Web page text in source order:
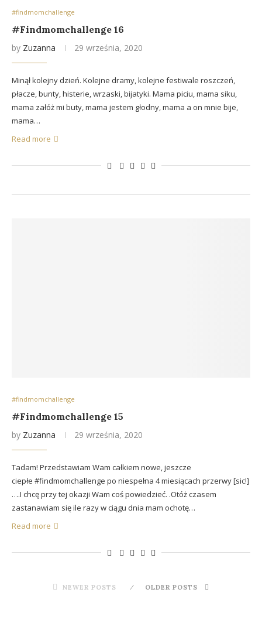
#findmomchallenge
#Findmomchallenge 16
by Zuzanna 29 września, 2020
Minął kolejny dzień. Kolejne dramy, kolejne festiwale roszczeń,
płacze, bunty, histerie, wrzaski, bijatyki. Mama piciu, mama siku,
mama załóż mi buty, mama jestem głodny, mama a on mnie bije,
mama…
Read more
#findmomchallenge
#Findmomchallenge 15
by Zuzanna 29 września, 2020
Tadam! Przedstawiam Wam całkiem nowe, jeszcze
ciepłe #findmomchallenge po niespełna 4 miesiącach przerwy [sic!]
….I chcę przy tej okazji Wam coś powiedzieć. .Otóż czasem
zastanawiam się ile razy w ciągu dnia mam ochotę…
Read more
NEWER POSTS OLDER POSTS